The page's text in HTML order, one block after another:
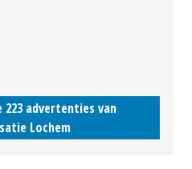
223 advertenties van
Lochem